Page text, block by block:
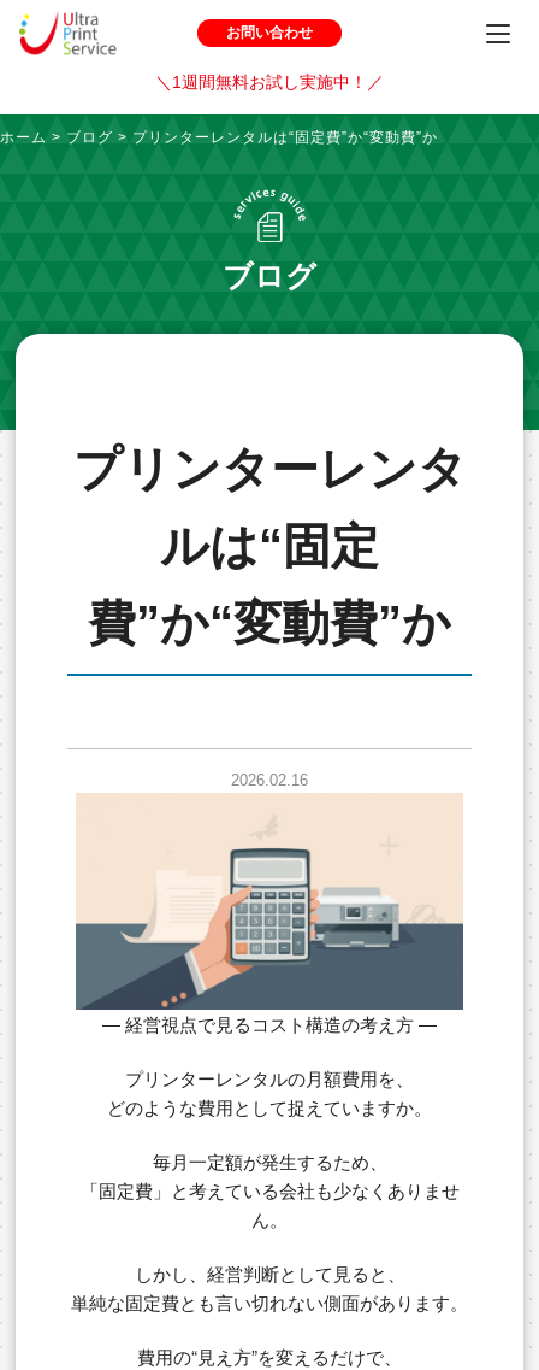
お問い合わせ
＼1週間無料お試し実施中！／
ホーム > ブログ > プリンターレンタルは“固定費”か“変動費”か
ブログ
プリンターレンタ
ルは“固定
費”か“変動費”か
2026.02.16
― 経営視点で見るコスト構造の考え方 ―
プリンターレンタルの月額費用を、
どのような費用として捉えていますか。
毎月一定額が発生するため、
「固定費」と考えている会社も少なくありませ
ん。
しかし、経営判断として見ると、
単純な固定費とも言い切れない側面があります。
費用の“見え方”を変えるだけで、